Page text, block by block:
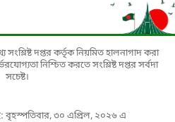
দপ্তর কর্তৃক নিয়মিত হালনাগাদ করা
নিশ্চিত করতে সংশ্লিষ্ট দপ্তর সর্বদা
সচেষ্ট।
বৃহস্পতিবার, ৩০ এপ্রিল, ২০২৬ এ